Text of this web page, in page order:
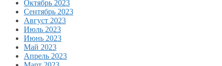
Октябрь 2023
Сентябрь 2023
Август 2023
Июль 2023
Июнь 2023
Май 2023
Апрель 2023